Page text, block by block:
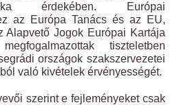
érdekében. Európai
az Európa Tanács és az EU,
Alapvető Jogok Európai Kartája
tiszteletben
országok szakszervezetei
való kivételek érvényességét.
szerint e fejleményeket csak